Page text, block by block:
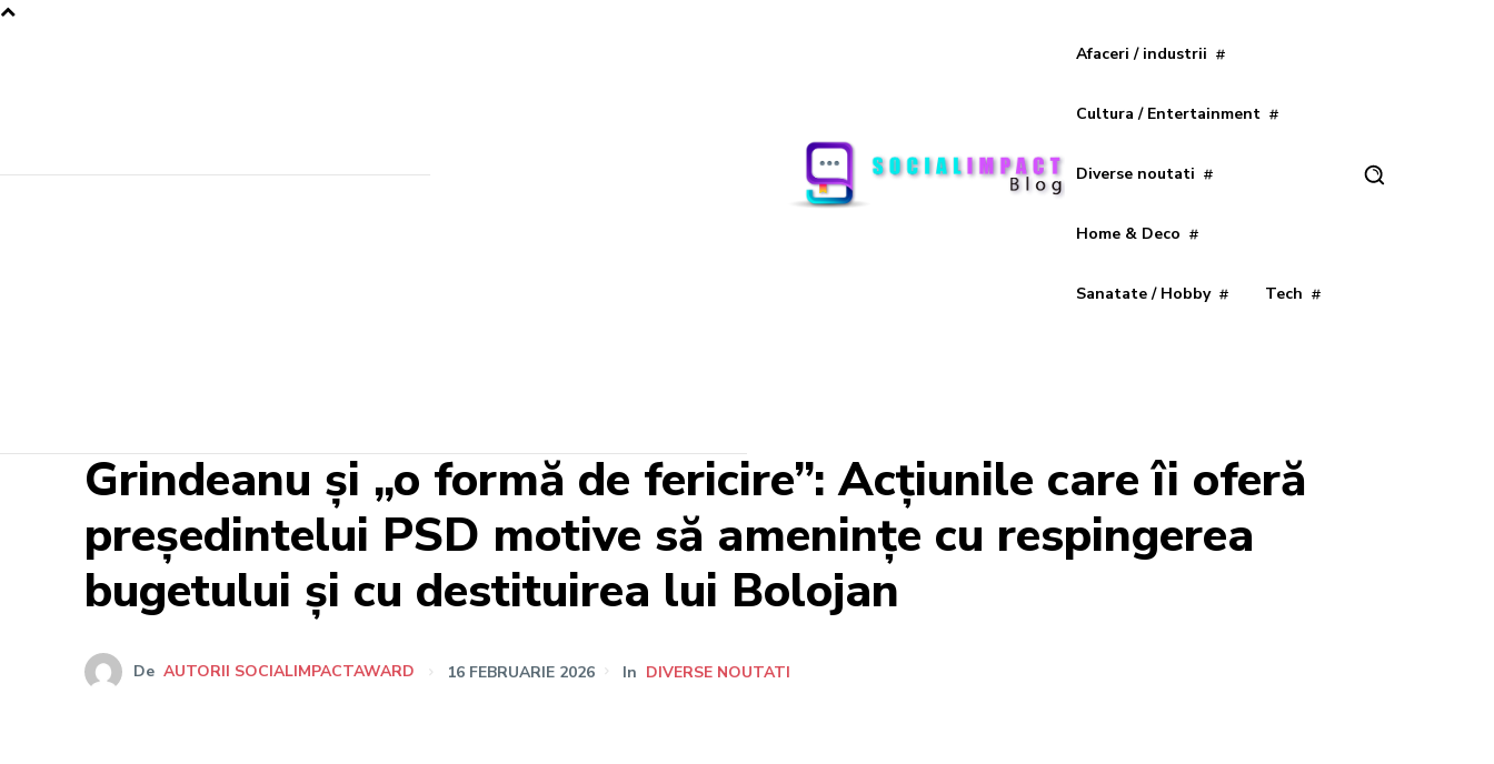
Afaceri / industrii
Cultura / Entertainment
Diverse noutati
Home & Deco
Sanatate / Hobby Tech
Grindeanu și „o formă de fericire”: Acțiunile care îi oferă
președintelui PSD motive să amenințe cu respingerea
bugetului și cu destituirea lui Bolojan
De AUTORII SOCIALIMPACTAWARD 16 FEBRUARIE 2026 In DIVERSE NOUTATI